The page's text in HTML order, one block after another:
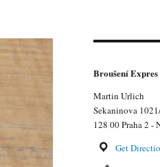
Broušení Expres
Martin Urlich
Sekaninova
128 00 Praha 2 -
Get